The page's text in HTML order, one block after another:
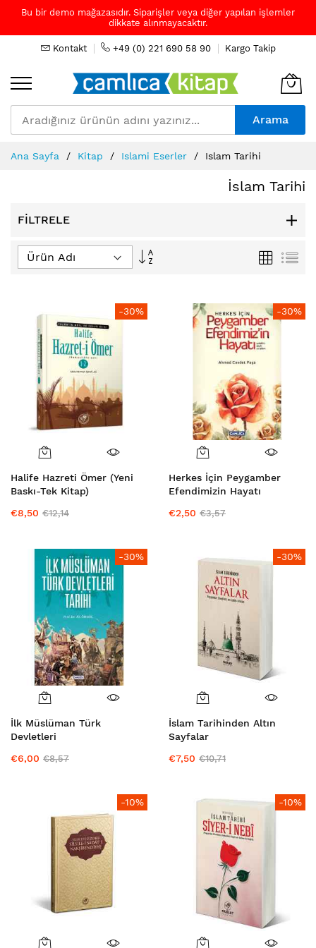
Bu bir demo mağazasıdır. Siparişler veya diğer yapılan işlemler
dikkate alınmayacaktır.
Kontakt +49 (0) 221 690 58 90 Kargo Takip
Arama
to
Ana Sayfa Kitap Islami Eserler Islam Tarihi
İslam Tarihi
FILTRELE
Büyükten
Izgara
-30%
Halife Hazreti Ömer (Yeni
Baskı-Tek Kitap)
€8,50 €12,14
-30%
Herkes İçin Peygamber
Efendimizin Hayatı
€2,50 €3,57
-30%
İlk Müslüman Türk
Devletleri
€6,00 €8,57
-30%
İslam Tarihinden Altın
Sayfalar
€7,50 €10,71
-10% -10%